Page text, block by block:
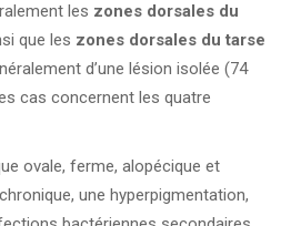
les zones dorsales du
que les zones dorsales du tarse
d’une lésion isolée (74
cas concernent les quatre
ovale, ferme, alopécique et
une hyperpigmentation,